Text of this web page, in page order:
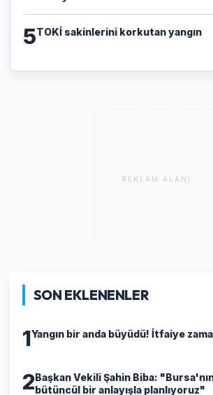
5TOKİ sakinlerini korkutan yangın
REKLAM ALANI
SON EKLENENLER
1Yangın bir anda büyüdü! İtfaiye
2Başkan Vekili Şahin Biba:
bütüncül bir anlayışla planlıyoruz"